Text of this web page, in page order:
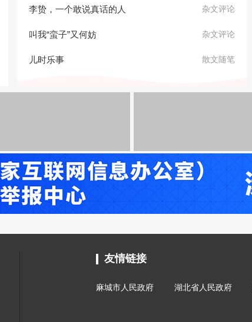
李贽，一个敢说真话的人 杂文评论
叫我“蛮子”又何妨 杂文评论
儿时乐事 散文随笔
友情链接
麻城市人民政府 湖北省人民政府